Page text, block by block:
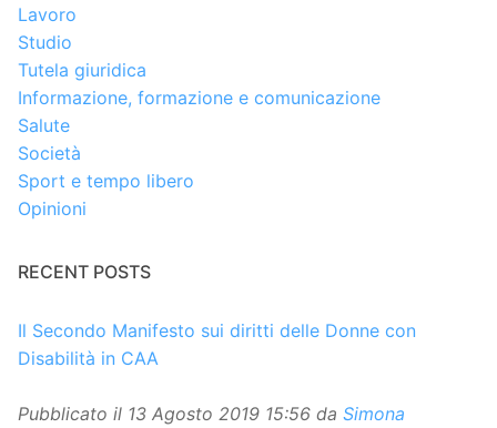
Lavoro
Studio
Tutela giuridica
Informazione, formazione e comunicazione
Salute
Società
Sport e tempo libero
Opinioni
RECENT POSTS
Il Secondo Manifesto sui diritti delle Donne con
Disabilità in CAA
Pubblicato il 13 Agosto 2019 15:56 da Simona